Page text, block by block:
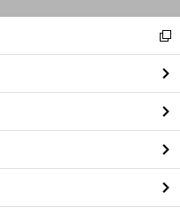
閉
る
新
し
い
ウ
ィ
ン
ド
ウ
で
開